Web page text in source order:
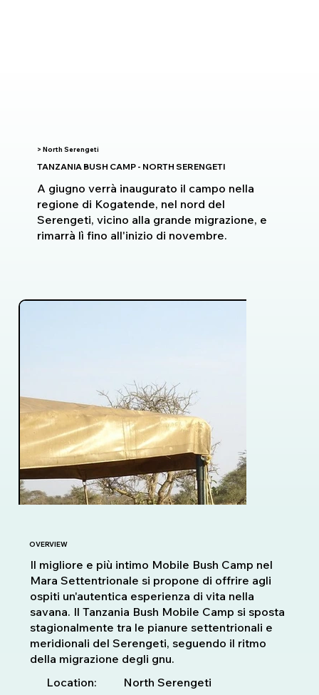
> North Serengeti
TANZANIA BUSH CAMP - NORTH SERENGETI
A giugno verrà inaugurato il campo nella
regione di Kogatende, nel nord del
Serengeti, vicino alla grande migrazione, e
rimarrà lì fino all'inizio di novembre.
OVERVIEW
Il migliore e più intimo Mobile Bush Camp nel
Mara Settentrionale si propone di offrire agli
ospiti un'autentica esperienza di vita nella
savana. Il Tanzania Bush Mobile Camp si sposta
stagionalmente tra le pianure settentrionali e
meridionali del Serengeti, seguendo il ritmo
della migrazione degli gnu.
Location:
North Serengeti